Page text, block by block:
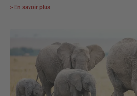
> En savoir plus